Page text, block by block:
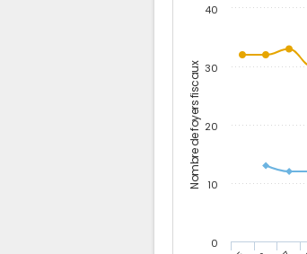
Nombre de foyers fiscaux
0
10
20
30
40